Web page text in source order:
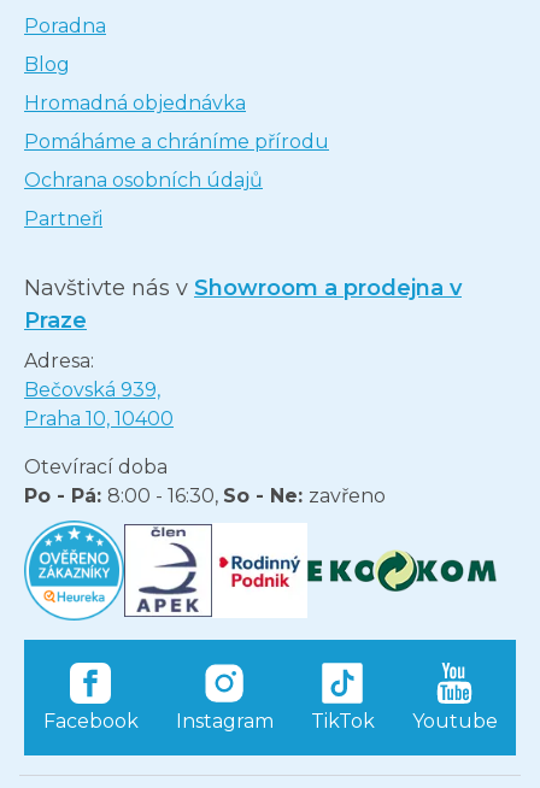
Poradna
Blog
Hromadná objednávka
Pomáháme a chráníme přírodu
Ochrana osobních údajů
Partneři
Navštivte nás v Showroom a prodejna v
Praze
Adresa:
Bečovská 939,
Praha 10, 10400
Otevírací doba
Po - Pá: 8:00 - 16:30, So - Ne: zavřeno
Facebook Instagram TikTok Youtube